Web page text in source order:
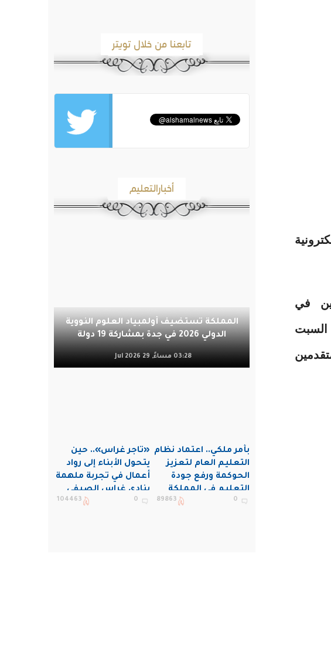
في
السبت
تابعنا من خلال تويتر
أخبارالتعليم
المملكة تستضيف أولمبياد العلوم النووية
الدولي 2026 في جدة بمشاركة 19 دولة
03:28 مساءً, 29 Jul 2026
بأمر ملكي.. اعتماد نظام
التعليم العام لتعزيز
الحوكمة ورفع جودة
التعليم في المملكة
0
89863
«تاجر غراس».. حين
يتحول الأبناء إلى رواد
أعمال في تجربة ملهمة
بنادي غراس الصيفي
بالجبيل
0
104463